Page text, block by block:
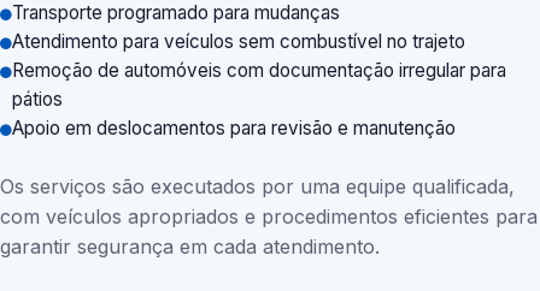
Transporte programado para mudanças
Atendimento para veículos sem combustível no trajeto
Remoção de automóveis com documentação irregular para
pátios
Apoio em deslocamentos para revisão e manutenção
Os serviços são executados por uma equipe qualificada,
com veículos apropriados e procedimentos eficientes para
garantir segurança em cada atendimento.